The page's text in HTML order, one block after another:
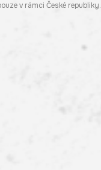
v rámci České republiky.